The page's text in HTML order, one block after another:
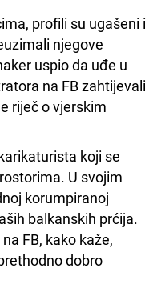
profili su ugašeni i
njegove
uspio da uđe u
na FB zahtijevali
riječ o vjerskim
koji se
U svojim
korumpiranoj
balkanskih prćija.
FB, kako kaže,
dobro